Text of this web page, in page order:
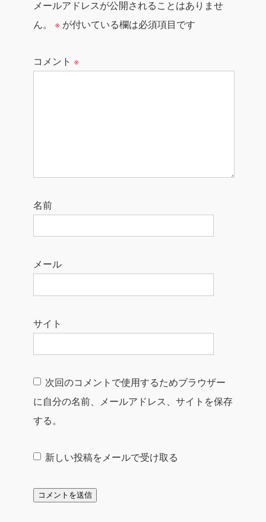
メールアドレスが公開されることはありませ
ん。
※ が付いている欄は必須項目です
コメント ※
名前
メール
サイト
次回のコメントで使用するためブラウザー
に自分の名前、メールアドレス、サイトを保存
する。
新しい投稿をメールで受け取る